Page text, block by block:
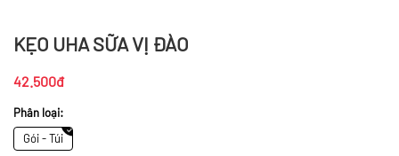
KẸO UHA SỮA VỊ ĐÀO
42.500đ
Phân loại:
Gói - Túi